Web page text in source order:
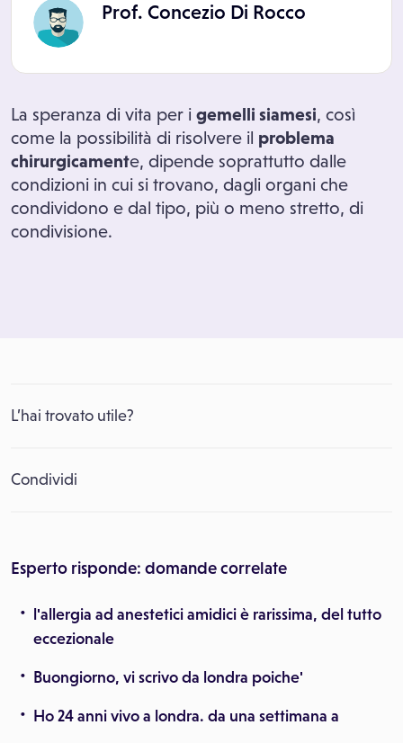
Prof. Concezio Di Rocco
La speranza di vita per i gemelli siamesi, così
come la possibilità di risolvere il problema
chirurgicamente, dipende soprattutto dalle
condizioni in cui si trovano, dagli organi che
condividono e dal tipo, più o meno stretto, di
condivisione.
L’hai trovato utile?
Condividi
Esperto risponde: domande correlate
l'allergia ad anestetici amidici è rarissima, del tutto
eccezionale
Buongiorno, vi scrivo da londra poiche'
Ho 24 anni vivo a londra. da una settimana a